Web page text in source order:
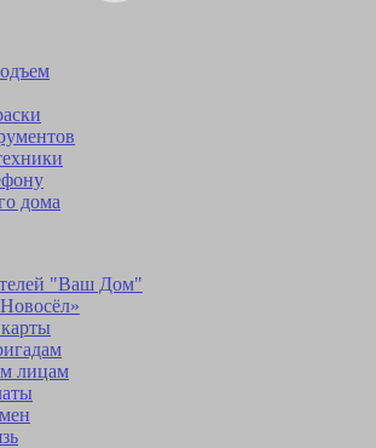
дома
"Ваш Дом"
лицам